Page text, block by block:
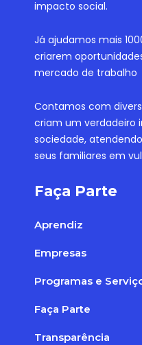
impacto social.
Já ajudamos mais
criarem
mercado de trabalho
Contamos com
criam um verdadeiro
sociedade,
seus familiares em
Faça Parte
Aprendiz
Empresas
Programas e
Faça Parte
Transparência